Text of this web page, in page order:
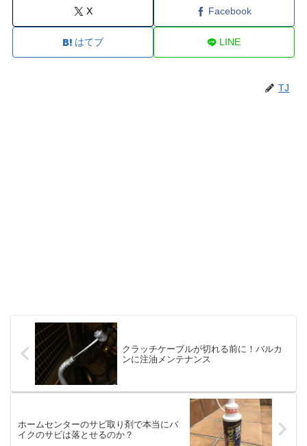
X Facebook
はてブ LINE
TJ
クラッチケーブルが切れる前に！バルカ
ンに注油メンテナンス
ホームセンターのサビ取り剤で本当にバ
イクのサビは落とせるのか？